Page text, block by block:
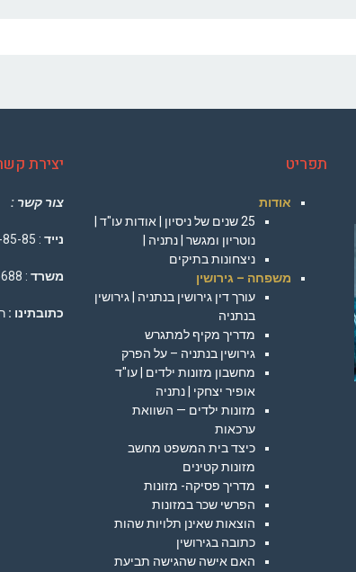
תפריט
אודות
25 שנים של ניסיון | אודות עו"ד |
נוטריון ומגשר | נתניה |
ניצחונות בתיקים
משפחה – גירושין
עורך דין גירושין בנתניה | גירושין
בנתניה
מדריך מקיף למתגרש
גירושין בנתניה – על הפרק
מחשבון מזונות ילדים | עו"ד
אופיר יצחקי | נתניה
מזונות ילדים — השוואת
ערכאות
כיצד בית המשפט מחשב
מזונות קטינים
מדריך פסיקה- מזונות
הפרשי שכר במזונות
הוצאות שאינן תלויות שהות
כתובה בגירושין
האם אישה שהגישה תביעת
יצירת
צור קשר :
נייד : 052-85-2-85-85
משרד : 09-8875688
כתובתינו :